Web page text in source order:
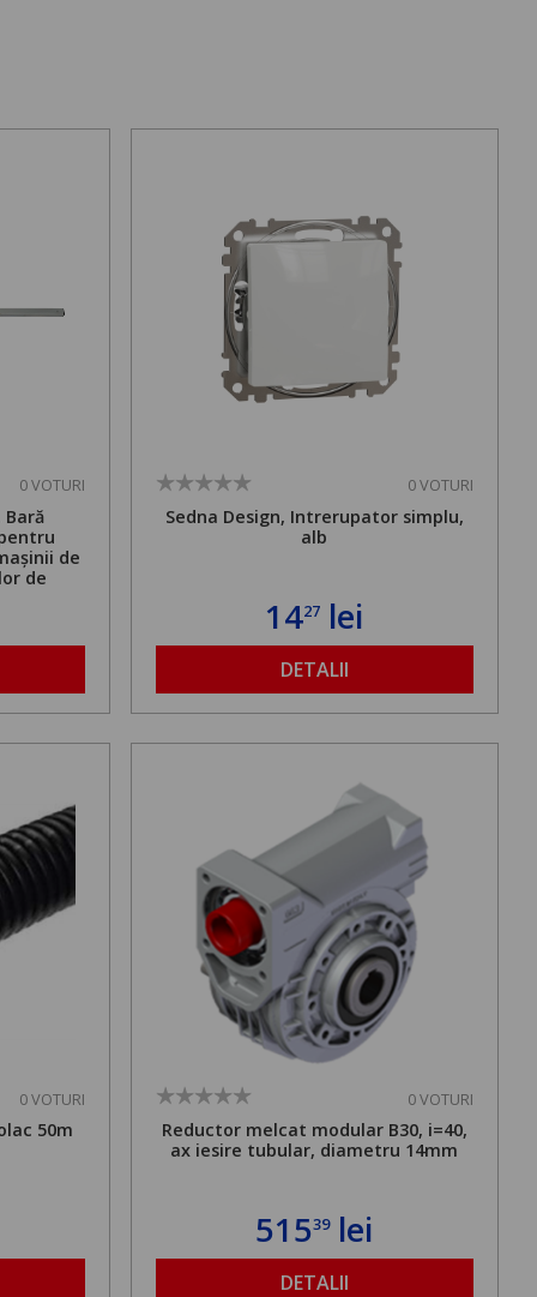
0 VOTURI
de
de
de la
0 VOTURI
Sedna Design, Intrerupator simplu,
alb
1427 lei
DETALII
0 VOTURI
50m
0 VOTURI
Reductor melcat modular B30, i=40,
ax iesire tubular, diametru 14mm
51539lei
DETALII